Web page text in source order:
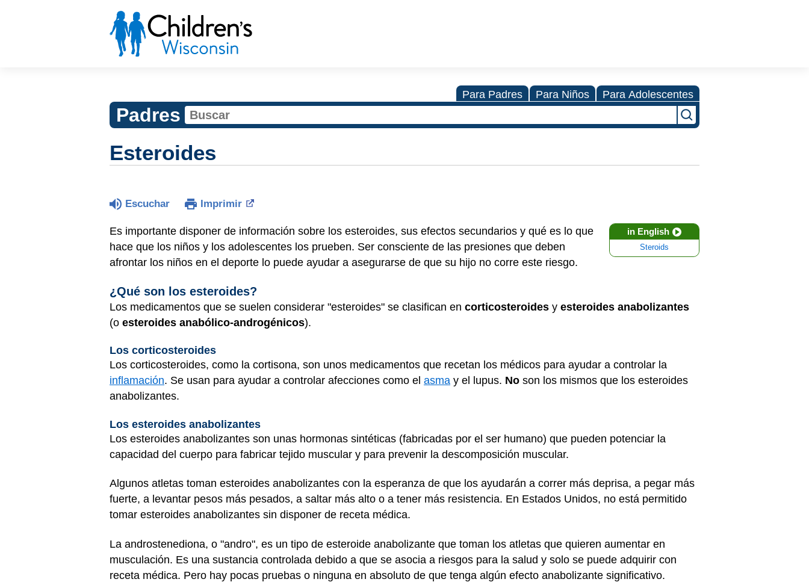
Para Padres Para Niños Para Adolescentes
Padres
Esteroides
Escuchar Imprimir
in English
Steroids
Es importante disponer de información sobre los esteroides, sus efectos secundarios y qué es lo que
hace que los niños y los adolescentes los prueben. Ser consciente de las presiones que deben
afrontar los niños en el deporte lo puede ayudar a asegurarse de que su hijo no corre este riesgo.
¿Qué son los esteroides?
Los medicamentos que se suelen considerar "esteroides" se clasifican en corticosteroides y esteroides anabolizantes
(o esteroides anabólico-androgénicos).
Los corticosteroides
Los corticosteroides, como la cortisona, son unos medicamentos que recetan los médicos para ayudar a controlar la
inflamación. Se usan para ayudar a controlar afecciones como el asma y el lupus. No son los mismos que los esteroides
anabolizantes.
Los esteroides anabolizantes
Los esteroides anabolizantes son unas hormonas sintéticas (fabricadas por el ser humano) que pueden potenciar la
capacidad del cuerpo para fabricar tejido muscular y para prevenir la descomposición muscular.
Algunos atletas toman esteroides anabolizantes con la esperanza de que los ayudarán a correr más deprisa, a pegar más
fuerte, a levantar pesos más pesados, a saltar más alto o a tener más resistencia. En Estados Unidos, no está permitido
tomar esteroides anabolizantes sin disponer de receta médica.
La androstenediona, o "andro", es un tipo de esteroide anabolizante que toman los atletas que quieren aumentar en
musculación. Es una sustancia controlada debido a que se asocia a riesgos para la salud y solo se puede adquirir con
receta médica. Pero hay pocas pruebas o ninguna en absoluto de que tenga algún efecto anabolizante significativo.